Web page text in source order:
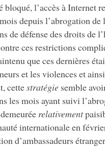
bloqué, l’accès à Internet
depuis l’abrogation
de défense des droits de
ces restrictions
que ces dernières
et les violences et
cettestratégiesemble
les mois ayant suivi
relativement
internationale en
d’ambassadeurs